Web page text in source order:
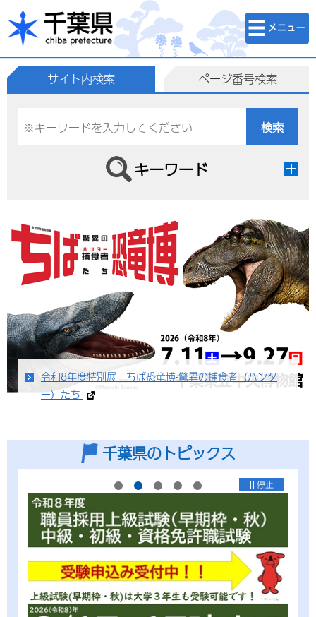
千葉県
検索・メニュ
ー
サイト内検索
キーワード
ページ番号検索
令和8年度特別展 ちば恐竜博-驚異の捕食者（ハンタ
ー）たち-
千葉県のトピックス